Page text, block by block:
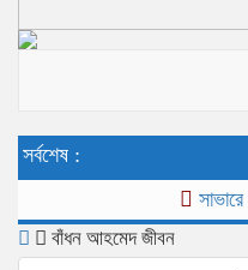
সর্বশেষ :
সাভারে
বাঁধন আহমেদ জীবন